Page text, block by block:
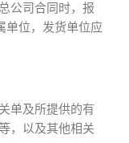
公司合同时，报
单位，发货单位应
单及所提供的有
，以及其他相关